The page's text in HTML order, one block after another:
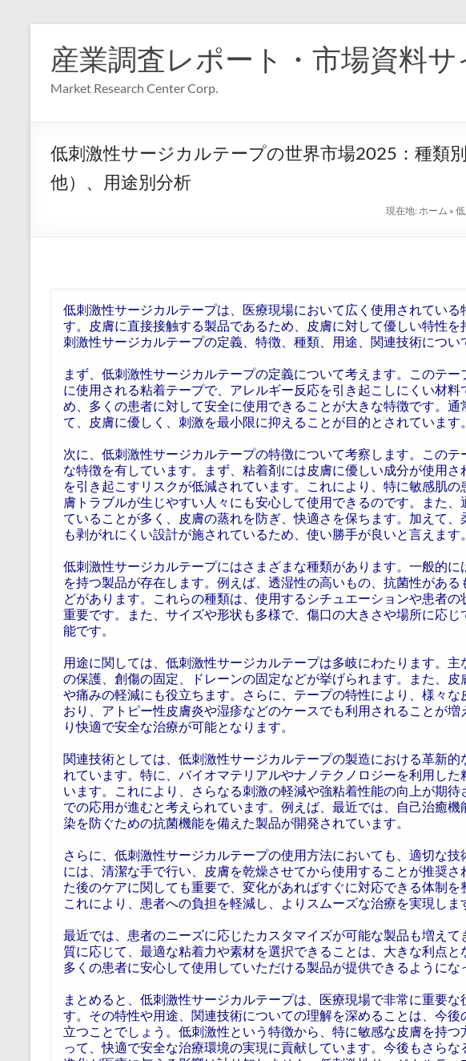
産業調査レポート・市場資料サ
Market Research Center Corp.
低刺激性サージカルテープの世界市場2025：種類
他）、用途別分析
現在地: ホーム »
低刺激性サージカルテープは、医療現場において広く使用されてい
す。皮膚に直接接触する製品であるため、皮膚に対して優しい特性
刺激性サージカルテープの定義、特徴、種類、用途、関連技術につい
まず、低刺激性サージカルテープの定義について考えます。このテ
に使用される粘着テープで、アレルギー反応を引き起こしにくい材料
め、多くの患者に対して安全に使用できることが大きな特徴です。
て、皮膚に優しく、刺激を最小限に抑えることが目的とされています。
次に、低刺激性サージカルテープの特徴について考察します。このテ
な特徴を有しています。まず、粘着剤には皮膚に優しい成分が使用
を引き起こすリスクが低減されています。これにより、特に敏感肌
膚トラブルが生じやすい人々にも安心して使用できるのです。また
ていることが多く、皮膚の蒸れを防ぎ、快適さを保ちます。加えて、
も剥がれにくい設計が施されているため、使い勝手が良いと言えます。
低刺激性サージカルテープにはさまざまな種類があります。一般的
を持つ製品が存在します。例えば、透湿性の高いもの、抗菌性があ
どがあります。これらの種類は、使用するシチュエーションや患者
重要です。また、サイズや形状も多様で、傷口の大きさや場所に応
能です。
用途に関しては、低刺激性サージカルテープは多岐にわたります。
の保護、創傷の固定、ドレーンの固定などが挙げられます。また、
や痛みの軽減にも役立ちます。さらに、テープの特性により、様々な
おり、アトピー性皮膚炎や湿疹などのケースでも利用されることが増
り快適で安全な治療が可能となります。
関連技術としては、低刺激性サージカルテープの製造における革新的
れています。特に、バイオマテリアルやナノテクノロジーを利用した
います。これにより、さらなる刺激の軽減や強粘着性能の向上が期
での応用が進むと考えられています。例えば、最近では、自己治癒
染を防ぐための抗菌機能を備えた製品が開発されています。
さらに、低刺激性サージカルテープの使用方法においても、適切な
には、清潔な手で行い、皮膚を乾燥させてから使用することが推奨さ
た後のケアに関しても重要で、変化があればすぐに対応できる体制を
これにより、患者への負担を軽減し、よりスムーズな治療を実現しま
最近では、患者のニーズに応じたカスタマイズが可能な製品も増え
質に応じて、最適な粘着力や素材を選択できることは、大きな利点と
多くの患者に安心して使用していただける製品が提供できるようにな
まとめると、低刺激性サージカルテープは、医療現場で非常に重要
す。その特性や用途、関連技術についての理解を深めることは、今
立つことでしょう。低刺激性という特徴から、特に敏感な皮膚を持つ
って、快適で安全な治療環境の実現に貢献しています。今後もさら